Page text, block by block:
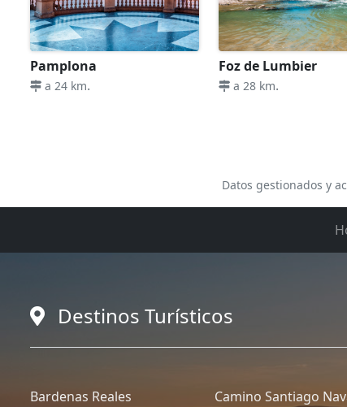
Pamplona
a 24 km.
Foz de Lumbier
a 28 km.
Datos gestionados y
Destinos Turísticos
Bardenas Reales
Camino Santiago